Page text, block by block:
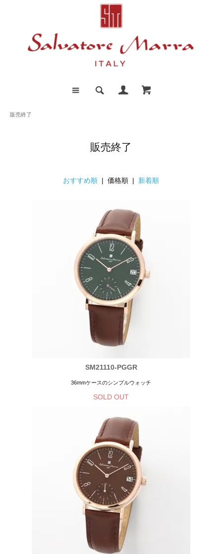
販売終了
販売終了
おすすめ順 | 価格順 | 新着順
SM21110-PGGR
36mmケースのシンプルウォッチ
SOLD OUT